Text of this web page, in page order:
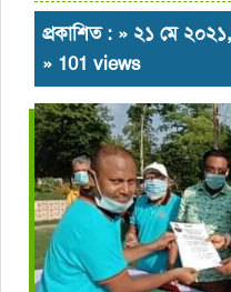
প্রকাশিত : » ২১ মে
» 101 views